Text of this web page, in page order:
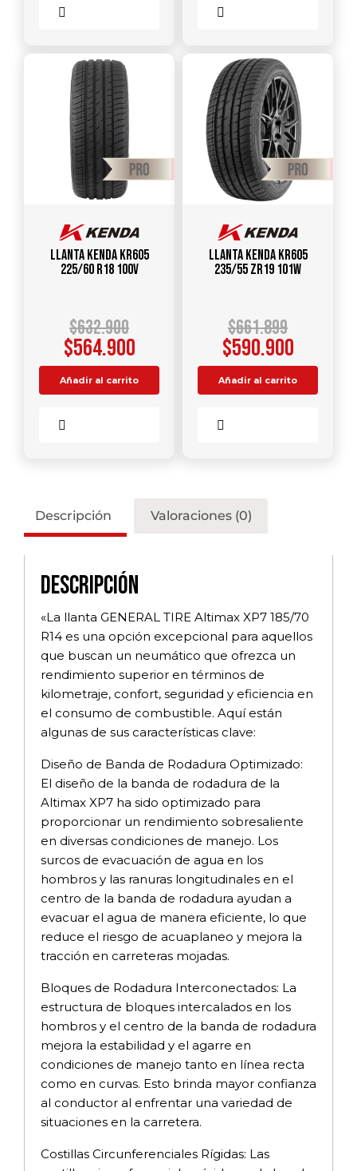
Llanta KENDA KR605
225/60 R18 100V
$632.900
$564.900
Añadir al carrito
Llanta KENDA KR605
235/55 ZR19 101W
$661.899
$590.900
Añadir al carrito
Descripción Valoraciones (0)
Descripción
«La llanta GENERAL TIRE Altimax XP7 185/70
R14 es una opción excepcional para aquellos
que buscan un neumático que ofrezca un
rendimiento superior en términos de
kilometraje, confort, seguridad y eficiencia en
el consumo de combustible. Aquí están
algunas de sus características clave:
Diseño de Banda de Rodadura Optimizado:
El diseño de la banda de rodadura de la
Altimax XP7 ha sido optimizado para
proporcionar un rendimiento sobresaliente
en diversas condiciones de manejo. Los
surcos de evacuación de agua en los
hombros y las ranuras longitudinales en el
centro de la banda de rodadura ayudan a
evacuar el agua de manera eficiente, lo que
reduce el riesgo de acuaplaneo y mejora la
tracción en carreteras mojadas.
Bloques de Rodadura Interconectados: La
estructura de bloques intercalados en los
hombros y el centro de la banda de rodadura
mejora la estabilidad y el agarre en
condiciones de manejo tanto en línea recta
como en curvas. Esto brinda mayor confianza
al conductor al enfrentar una variedad de
situaciones en la carretera.
Costillas Circunferenciales Rígidas: Las